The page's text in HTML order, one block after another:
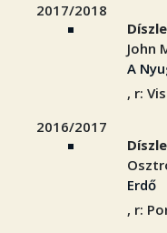
2017/2018
John
A
, r:
2016/2017
Erdő
, r: